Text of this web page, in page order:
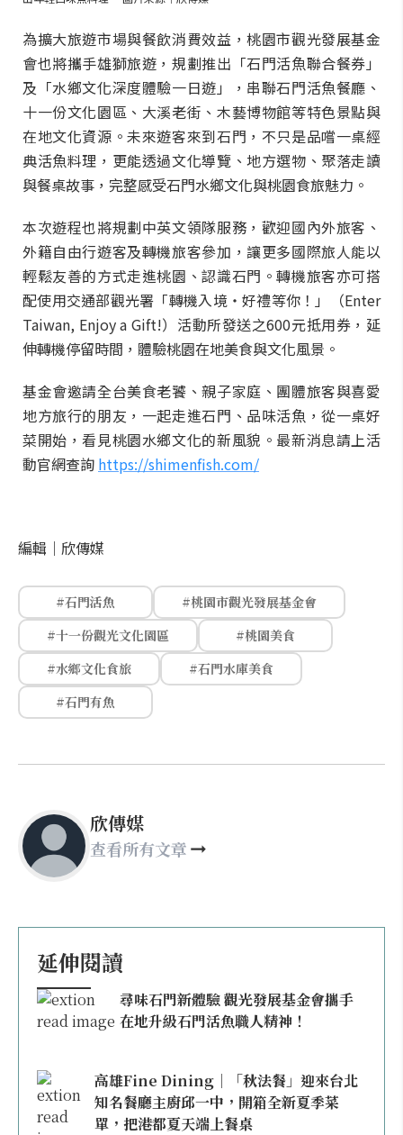
為擴大旅遊市場與餐飲消費效益，桃園市觀光發展基金
會也將攜手雄獅旅遊，規劃推出「石門活魚聯合餐券」
及「水鄉文化深度體驗一日遊」，串聯石門活魚餐廳、
十一份文化園區、大溪老街、木藝博物館等特色景點與
在地文化資源。未來遊客來到石門，不只是品嚐一桌經
典活魚料理，更能透過文化導覽、地方選物、聚落走讀
與餐桌故事，完整感受石門水鄉文化與桃園食旅魅力。
本次遊程也將規劃中英文領隊服務，歡迎國內外旅客、
外籍自由行遊客及轉機旅客參加，讓更多國際旅人能以
輕鬆友善的方式走進桃園、認識石門。轉機旅客亦可搭
配使用交通部觀光署「轉機入境・好禮等你！」（Enter
Taiwan, Enjoy a Gift!）活動所發送之600元抵用券，延
伸轉機停留時間，體驗桃園在地美食與文化風景。
基金會邀請全台美食老饕、親子家庭、團體旅客與喜愛
地方旅行的朋友，一起走進石門、品味活魚，從一桌好
菜開始，看見桃園水鄉文化的新風貌。最新消息請上活
動官網查詢 https://shimenfish.com/
編輯｜ 欣傳媒
#石門活魚
#桃園市觀光發展基金會
#十一份觀光文化園區
#桃園美食
#水鄉文化食旅
#石門水庫美食
#石門有魚
欣傳媒
查看所有文章
延伸閱讀
尋味石門新體驗 觀光發展基金會攜手
在地升級石門活魚職人精神！
高雄Fine Dining｜「秋法餐」迎來台北
知名餐廳主廚邱一中，開箱全新夏季菜
單，把港都夏天端上餐桌